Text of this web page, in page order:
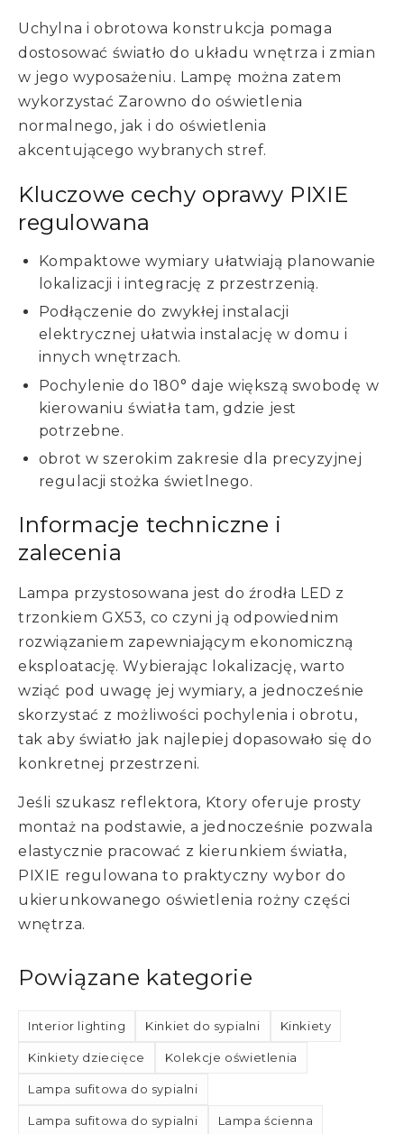
Uchylna i obrotowa konstrukcja pomaga
dostosować światło do układu wnętrza i zmian
w jego wyposażeniu. Lampę można zatem
wykorzystać Zarowno do oświetlenia
normalnego, jak i do oświetlenia
akcentującego wybranych stref.
Kluczowe cechy oprawy PIXIE
regulowana
Kompaktowe wymiary ułatwiają planowanie
lokalizacji i integrację z przestrzenią.
Podłączenie do zwykłej instalacji
elektrycznej ułatwia instalację w domu i
innych wnętrzach.
Pochylenie do 180° daje większą swobodę w
kierowaniu światła tam, gdzie jest
potrzebne.
obrot w szerokim zakresie dla precyzyjnej
regulacji stożka świetlnego.
Informacje techniczne i
zalecenia
Lampa przystosowana jest do źrodła LED z
trzonkiem GX53, co czyni ją odpowiednim
rozwiązaniem zapewniającym ekonomiczną
eksploatację. Wybierając lokalizację, warto
wziąć pod uwagę jej wymiary, a jednocześnie
skorzystać z możliwości pochylenia i obrotu,
tak aby światło jak najlepiej dopasowało się do
konkretnej przestrzeni.
Jeśli szukasz reflektora, Ktory oferuje prosty
montaż na podstawie, a jednocześnie pozwala
elastycznie pracować z kierunkiem światła,
PIXIE regulowana to praktyczny wybor do
ukierunkowanego oświetlenia rożny części
wnętrza.
Powiązane kategorie
Interior lighting Kinkiet do sypialni Kinkiety
Kinkiety dziecięce Kolekcje oświetlenia
Lampa sufitowa do sypialni
Lampa sufitowa do sypialni Lampa ścienna